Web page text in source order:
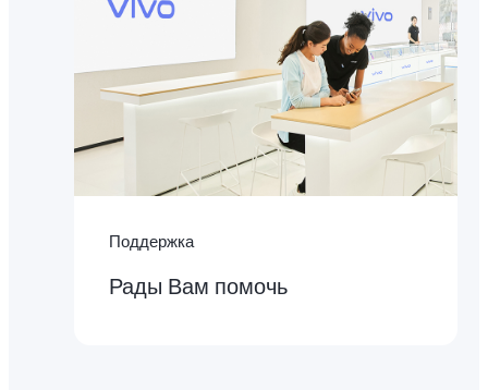
Поддержка
Рады Вам помочь